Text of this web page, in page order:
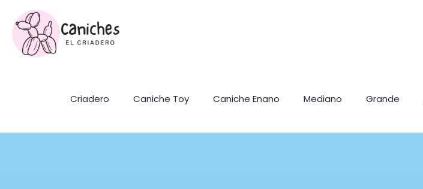
Criadero Caniche Toy Caniche Enano Mediano Grande